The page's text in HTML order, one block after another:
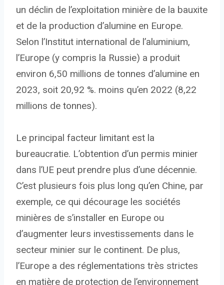
un déclin de l’exploitation minière de la bauxite
et de la production d’alumine en Europe.
Selon l’Institut international de l’aluminium,
l’Europe (y compris la Russie) a produit
environ 6,50 millions de tonnes d’alumine en
2023, soit 20,92 %. moins qu’en 2022 (8,22
millions de tonnes).
Le principal facteur limitant est la
bureaucratie. L’obtention d’un permis minier
dans l’UE peut prendre plus d’une décennie.
C’est plusieurs fois plus long qu’en Chine, par
exemple, ce qui décourage les sociétés
minières de s’installer en Europe ou
d’augmenter leurs investissements dans le
secteur minier sur le continent. De plus,
l’Europe a des réglementations très strictes
en matière de protection de l’environnement